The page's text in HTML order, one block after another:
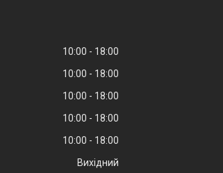
10:00
18:00
10:00
18:00
10:00
18:00
10:00
18:00
10:00
18:00
Вихідний